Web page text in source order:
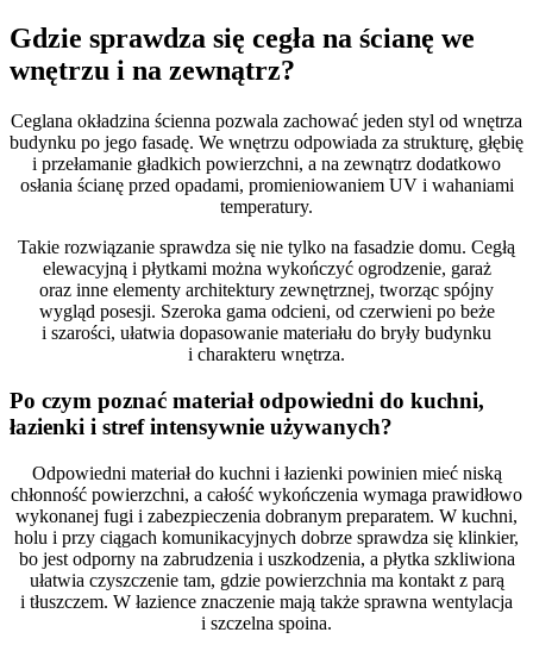
Gdzie sprawdza się cegła na ścianę we
wnętrzu i na zewnątrz?
Ceglana okładzina ścienna pozwala zachować jeden styl od wnętrza
budynku po jego fasadę. We wnętrzu odpowiada za strukturę, głębię
i przełamanie gładkich powierzchni, a na zewnątrz dodatkowo
osłania ścianę przed opadami, promieniowaniem UV i wahaniami
temperatury.
Takie rozwiązanie sprawdza się nie tylko na fasadzie domu. Cegłą
elewacyjną i płytkami można wykończyć ogrodzenie, garaż
oraz inne elementy architektury zewnętrznej, tworząc spójny
wygląd posesji. Szeroka gama odcieni, od czerwieni po beże
i szarości, ułatwia dopasowanie materiału do bryły budynku
i charakteru wnętrza.
Po czym poznać materiał odpowiedni do kuchni,
łazienki i stref intensywnie używanych?
Odpowiedni materiał do kuchni i łazienki powinien mieć niską
chłonność powierzchni, a całość wykończenia wymaga prawidłowo
wykonanej fugi i zabezpieczenia dobranym preparatem. W kuchni,
holu i przy ciągach komunikacyjnych dobrze sprawdza się klinkier,
bo jest odporny na zabrudzenia i uszkodzenia, a płytka szkliwiona
ułatwia czyszczenie tam, gdzie powierzchnia ma kontakt z parą
i tłuszczem. W łazience znaczenie mają także sprawna wentylacja
i szczelna spoina.